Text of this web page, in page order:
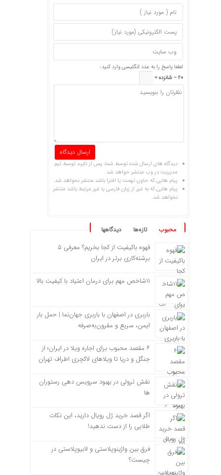
لطفا پاسخ را به عدد انگلیسی وارد کنید:
20 − شانزده =
دیدگاه های ارسال شده توسط شما، پس از تایید توسط تیم
مدیریت در وب منتشر خواهد شد.
پیام هایی که حاوی تهمت یا افترا باشد منتشر نخواهد شد.
پیام هایی که به غیر از زبان فارسی یا غیر مرتبط باشد منتشر
نخواهد شد.
محبوب تازه‌ها دیدگاهها
قهوه باکیفیت از کجا بخریم؟ معرفی ۵
برشته‌کاری برتر در ایران
۱۱شاخص مهم برای درمان اعتیاد با کیفیت بالا
باربری در اصفهان با باربری جهان‌نما | حمل بار
ایمن، سریع و مقرون‌به‌صرفه
۶ مقصد محبوب برای اجاره ویلا در ایران؛ از
جنگل و دریا تا ویلاهای لاکچری اطراف تهران
نقش ترولی در بهبود سرویس دهی رستوران
ها
اگر قصد خرید ژل رویال دارید، این نکات
طلایی را از دست ندهید!
فرق بین واژینوپلاستی و لابیوپلاستی در
چیست؟